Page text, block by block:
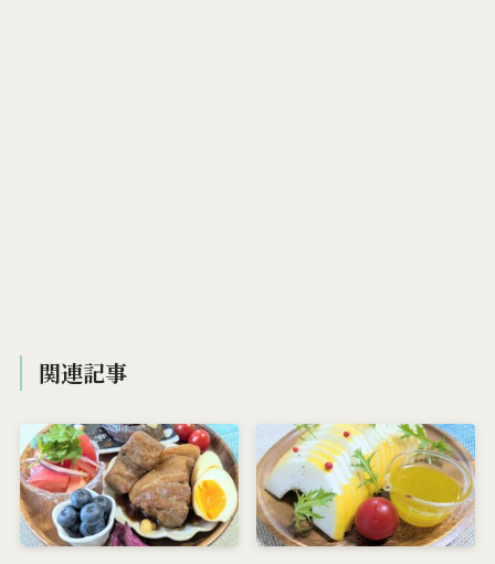
関連記事